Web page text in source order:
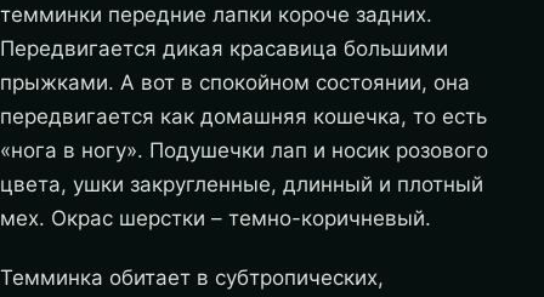
темминки передние лапки короче задних.
Передвигается дикая красавица большими
прыжками. А вот в спокойном состоянии, она
передвигается как домашняя кошечка, то есть
«нога в ногу». Подушечки лап и носик розового
цвета, ушки закругленные, длинный и плотный
мех. Окрас шерстки – темно-коричневый.
Темминка обитает в субтропических,